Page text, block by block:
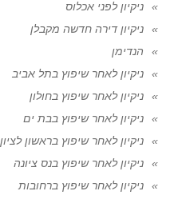
ניקיון לפני אכלוס
ניקיון דירה חדשה מקבלן
הנדימן
ניקיון לאחר שיפוץ בתל אביב
ניקיון לאחר שיפוץ בחולון
ניקיון לאחר שיפוץ בבת ים
ניקיון לאחר שיפוץ בראשון לציון
ניקיון לאחר שיפוץ בנס ציונה
ניקיון לאחר שיפוץ ברחובות